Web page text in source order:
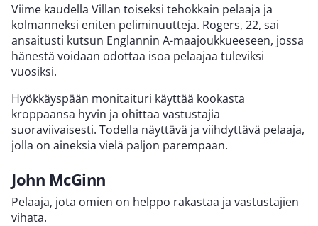
Viime kaudella Villan toiseksi tehokkain pelaaja ja
kolmanneksi eniten peliminuutteja. Rogers, 22, sai
ansaitusti kutsun Englannin A-maajoukkueeseen, jossa
hänestä voidaan odottaa isoa pelaajaa tuleviksi
vuosiksi.
Hyökkäyspään monitaituri käyttää kookasta
kroppaansa hyvin ja ohittaa vastustajia
suoraviivaisesti. Todella näyttävä ja viihdyttävä pelaaja,
jolla on aineksia vielä paljon parempaan.
John McGinn
Pelaaja, jota omien on helppo rakastaa ja vastustajien
vihata.